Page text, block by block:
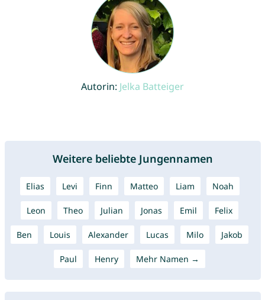
Autorin: Jelka Batteiger
Weitere beliebte Jungennamen
Elias Levi Finn Matteo Liam Noah
Leon Theo Julian Jonas Emil Felix
Ben Louis Alexander Lucas Milo Jakob
Paul Henry Mehr Namen →